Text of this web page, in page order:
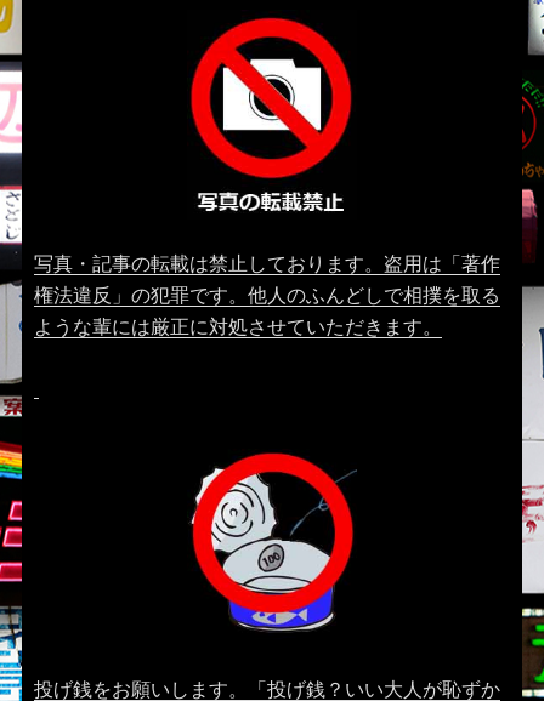
写真・記事の転載は禁止しております。盗用は「著作
権法違反」の犯罪です。他人のふんどしで相撲を取る
ような輩には厳正に対処させていただきます。
投げ銭をお願いします。「投げ銭？いい大人が恥ずか